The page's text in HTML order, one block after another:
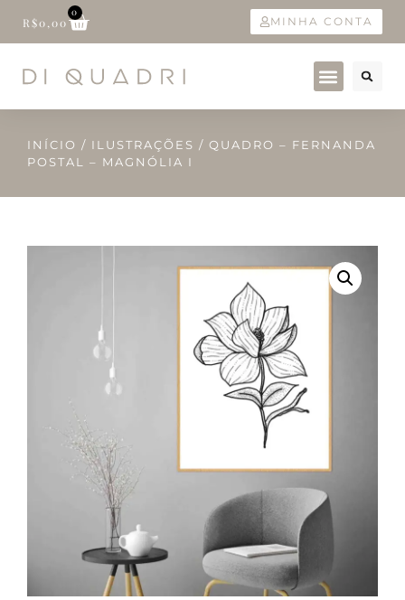
R$0,00
0
MINHA CONTA
INÍCIO / ILUSTRAÇÕES / QUADRO – FERNANDA
POSTAL – MAGNÓLIA I